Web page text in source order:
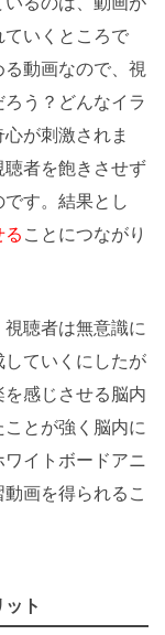
いくところで
動画なので、視
う？どんなイラ
が刺激されま
者を飽きさせず
す。結果とし
る ことにつながり
聴者は無意識に
ていくにしたが
感じさせる脳内
とが強く脳内に
イトボードアニ
画を得られるこ
ト